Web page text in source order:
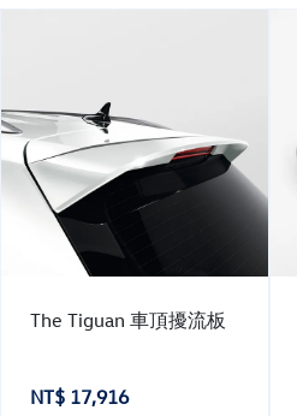
The Tiguan 車頂擾流板
NT$ 17,916